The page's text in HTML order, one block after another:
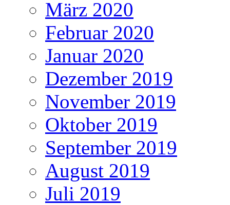
März 2020
Februar 2020
Januar 2020
Dezember 2019
November 2019
Oktober 2019
September 2019
August 2019
Juli 2019